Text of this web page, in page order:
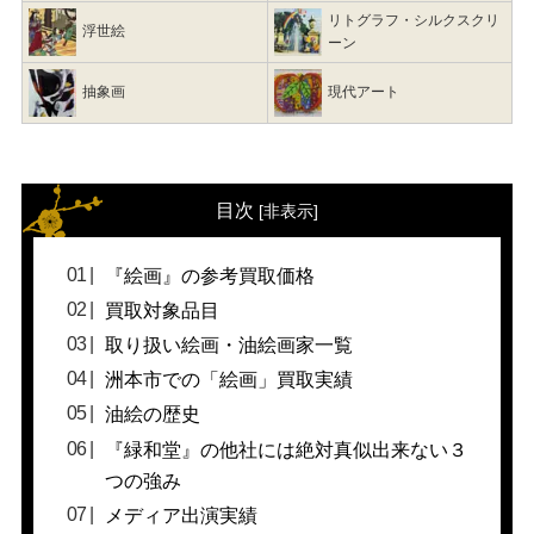
浮世絵
リトグラフ・シルクスクリ
ーン
抽象画 現代アート
目次 [非表示]
『絵画』の参考買取価格
買取対象品目
取り扱い絵画・油絵画家一覧
洲本市での「絵画」買取実績
油絵の歴史
『緑和堂』の他社には絶対真似出来ない３
つの強み
メディア出演実績